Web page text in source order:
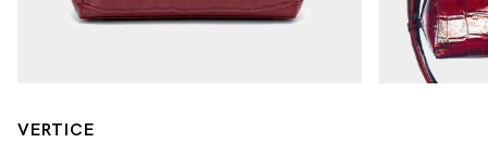
VERTICE